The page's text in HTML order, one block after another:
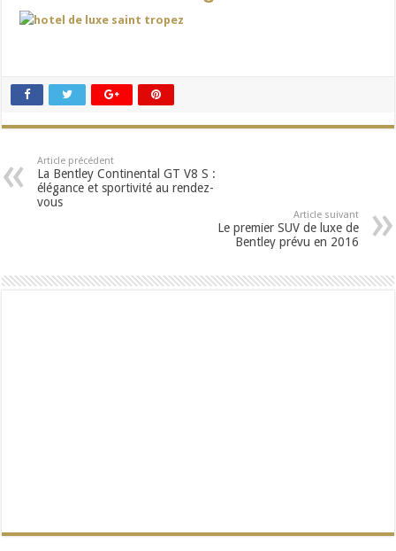
Article précédent
La Bentley Continental GT V8 S :
élégance et sportivité au rendez-
vous
Article suivant
Le premier SUV de luxe de
Bentley prévu en 2016